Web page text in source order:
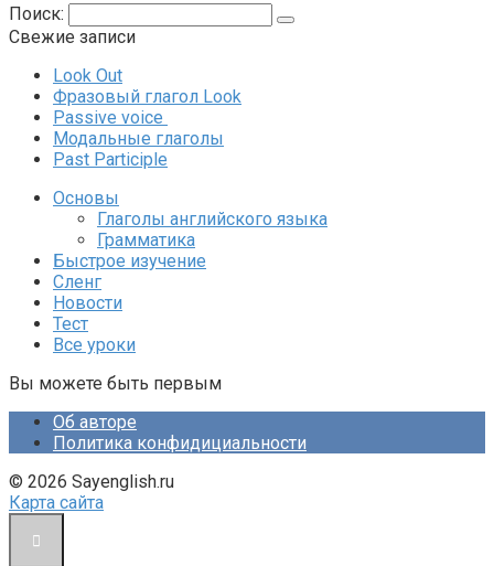
Поиск:
Свежие записи
Look Out
Фразовый глагол Look
Passive voice
Модальные глаголы
Past Participle
Основы
Глаголы английского языка
Грамматика
Быстрое изучение
Сленг
Новости
Тест
Все уроки
Вы можете быть первым
Об авторе
Политика конфидициальности
© 2026 Sayenglish.ru
Карта сайта